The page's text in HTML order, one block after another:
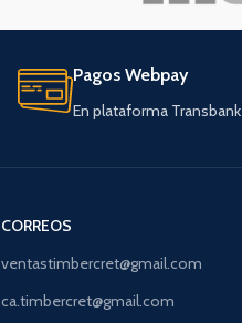
Pagos Webpay
En plataforma Transbank
CORREOS
ventastimbercret@gmail.com
ca.timbercret@gmail.com